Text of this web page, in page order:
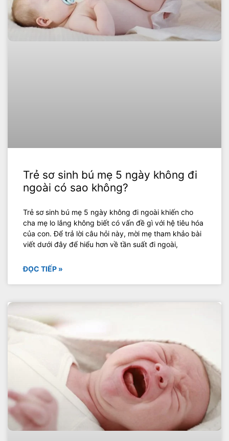
Trẻ sơ sinh bú mẹ 5 ngày không đi
ngoài có sao không?
Trẻ sơ sinh bú mẹ 5 ngày không đi ngoài khiến cho
cha mẹ lo lắng không biết có vấn đề gì với hệ tiêu hóa
của con. Để trả lời câu hỏi này, mời mẹ tham khảo bài
viết dưới đây để hiểu hơn về tần suất đi ngoài,
ĐỌC TIẾP »